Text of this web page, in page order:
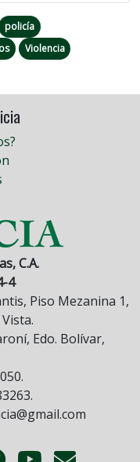
policía
Violencia
C.A.
4
Piso Mezanina 1,
Edo. Bolívar,